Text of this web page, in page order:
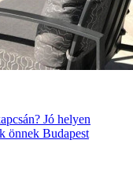
Jó helyen
önnek Budapest